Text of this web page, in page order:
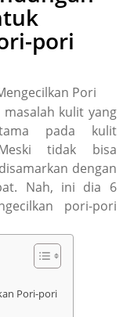
pori
kulit yang
pada kulit
tidak bisa
dengan
Nah, ini dia 6
pori-pori
Pori-pori